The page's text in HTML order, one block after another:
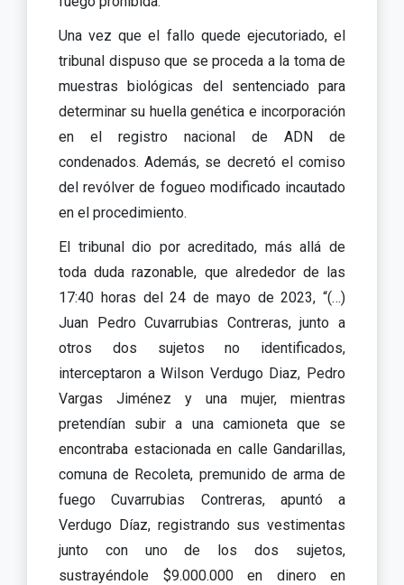
Una vez que el fallo quede ejecutoriado, el
tribunal dispuso que se proceda a la toma de
muestras biológicas del sentenciado para
determinar su huella genética e incorporación
en el registro nacional de ADN de
condenados. Además, se decretó el comiso
del revólver de fogueo modificado incautado
en el procedimiento.
El tribunal dio por acreditado, más allá de
toda duda razonable, que alrededor de las
17:40 horas del 24 de mayo de 2023, “(…)
Juan Pedro Cuvarrubias Contreras, junto a
otros dos sujetos no identificados,
interceptaron a Wilson Verdugo Diaz, Pedro
Vargas Jiménez y una mujer, mientras
pretendían subir a una camioneta que se
encontraba estacionada en calle Gandarillas,
comuna de Recoleta, premunido de arma de
fuego Cuvarrubias Contreras, apuntó a
Verdugo Díaz, registrando sus vestimentas
junto con uno de los dos sujetos,
sustrayéndole $9.000.000 en dinero en